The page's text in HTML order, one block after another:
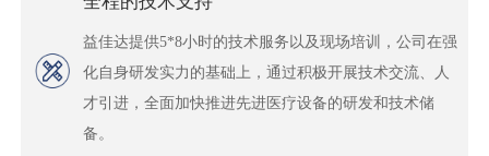
益佳达提供5*8小时的技术服务以及现场培训，公司在强
化自身研发实力的基础上，通过积极开展技术交流、人
才引进，全面加快推进先进医疗设备的研发和技术储
备。